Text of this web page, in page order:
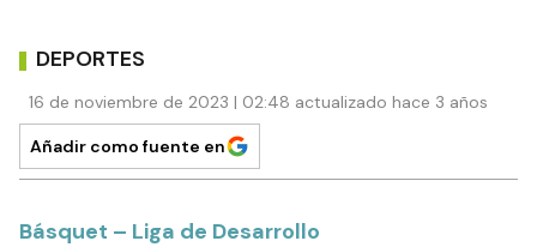
DEPORTES
16 de noviembre de 2023 | 02:48 actualizado hace 3 años
Añadir como fuente en
Básquet – Liga de Desarrollo